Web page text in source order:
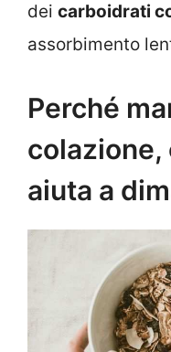
dei carboidrati
assorbimento
Perché
colazione,
aiuta a